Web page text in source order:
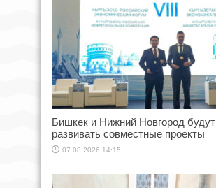
Бишкек и Нижний Новгород будут
развивать совместные проекты
07.08.2026 14:15